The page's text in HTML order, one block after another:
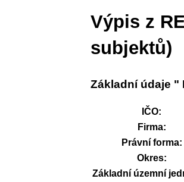
Výpis z
subjektů)
Základní údaje "
IČO:
Firma:
Právní forma:
Okres:
Základní územní